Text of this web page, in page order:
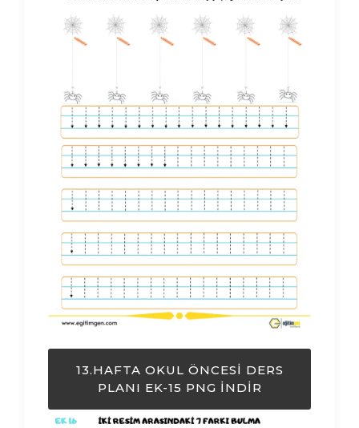
13.HAFTA OKUL ÖNCESI DERS
PLANI EK-15 PNG İNDIR